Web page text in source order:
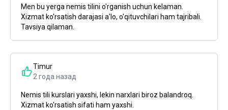
Men bu yerga nemis tilini o'rganish uchun kelaman.
Xizmat ko'rsatish darajasi a'lo, o'qituvchilari ham tajribali.
Tavsiya qilaman.
Timur
2 года назад
Nemis tili kurslari yaxshi, lekin narxlari biroz balandroq.
Xizmat ko'rsatish sifati ham yaxshi.